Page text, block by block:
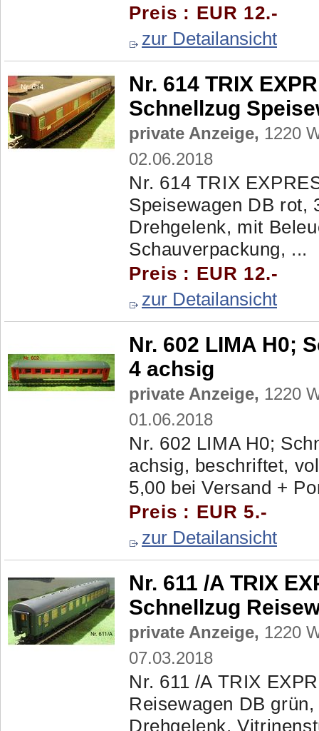
Preis : EUR 12.-
zur Detailansicht
Nr. 614 TRIX
Schnellzug
private Anzeige, 1220
02.06.2018
Nr. 614 TRIX
Speisewagen DB rot,
Drehgelenk, mit
Schauverpackung, ...
Preis : EUR 12.-
zur Detailansicht
Nr. 602 LIMA H0;
4 achsig
private Anzeige, 1220
01.06.2018
Nr. 602 LIMA H0;
achsig, beschriftet,
5,00 bei Versand +
Preis : EUR 5.-
zur Detailansicht
Nr. 611 /A TRIX
Schnellzug
private Anzeige, 1220
07.03.2018
Nr. 611 /A TRIX
Reisewagen DB
Drehgelenk,